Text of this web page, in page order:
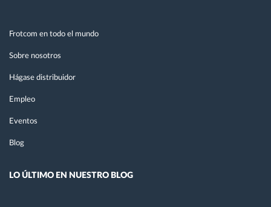
Frotcom en todo el mundo
Sobre nosotros
Hágase distribuidor
Empleo
Eventos
Blog
LO ÚLTIMO EN NUESTRO BLOG